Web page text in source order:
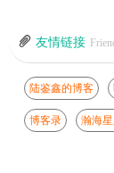
友情链接
陆鉴鑫的博客
博客录 瀚海